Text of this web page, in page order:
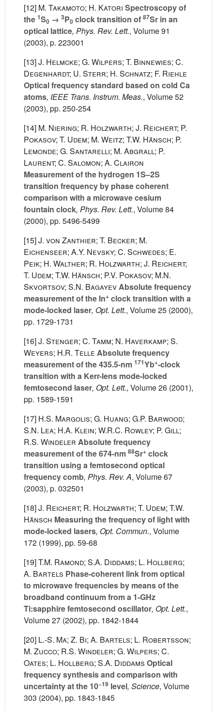
[12] M. Takamoto; H. Katori Spectroscopy of
the 1S0 → 3P0 clock transition of 87Sr in an
optical lattice, Phys. Rev. Lett., Volume 91
(2003), p. 223001
[13]J. Helmcke; G. Wilpers; T. Binnewies; C.
Degenhardt; U. Sterr; H. Schnatz; F. Riehle
Optical frequency standard based on cold Ca
atoms, IEEE Trans. Instrum. Meas., Volume 52
(2003), pp. 250-254
[14] M. Niering; R. Holzwarth; J. Reichert; P.
Pokasov; T. Udem; M. Weitz; T.W. Hänsch; P.
Lemonde; G. Santarelli; M. Abgrall; P.
Laurent; C. Salomon; A. Clairon
Measurement of the hydrogen 1S–2S
transition frequency by phase coherent
comparison with a microwave cesium
fountain clock, Phys. Rev. Lett., Volume 84
(2000), pp. 5496-5499
[15]J. von Zanthier; T. Becker; M.
Eichenseer; A.Y. Nevsky; C. Schwedes; E.
Peik; H. Walther; R. Holzwarth; J. Reichert;
T. Udem; T.W. Hänsch; P.V. Pokasov; M.N.
Skvortsov; S.N. BagayevAbsolute frequency
measurement of the In+ clock transition with a
mode-locked laser, Opt. Lett., Volume 25 (2000),
pp. 1729-1731
[16]J. Stenger; C. Tamm; N. Haverkamp; S.
Weyers; H.R. Telle Absolute frequency
measurement of the 435.5-nm 171Yb+-clock
transition with a Kerr-lens mode-locked
femtosecond laser, Opt. Lett., Volume 26 (2001),
pp. 1589-1591
[17] H.S. Margolis; G. Huang; G.P. Barwood;
S.N. Lea; H.A. Klein; W.R.C. Rowley; P. Gill;
R.S. Windeler Absolute frequency
measurement of the 674-nm 88Sr+ clock
transition using a femtosecond optical
frequency comb, Phys. Rev. A, Volume 67
(2003), p. 032501
[18]J. Reichert; R. Holzwarth; T. Udem; T.W.
Hänsch Measuring the frequency of light with
mode-locked lasers, Opt. Commun., Volume
172 (1999), pp. 59-68
[19]T.M. Ramond; S.A. Diddams; L. Hollberg;
A. Bartels Phase-coherent link from optical
to microwave frequencies by means of the
broadband continuum from a 1-GHz
Ti:sapphire femtosecond oscillator, Opt. Lett.,
Volume 27 (2002), pp. 1842-1844
[20] L.-S. Ma; Z. Bi; A. Bartels; L. Robertsson;
M. Zucco; R.S. Windeler; G. Wilpers; C.
Oates; L. Hollberg; S.A. Diddams Optical
frequency synthesis and comparison with
uncertainty at the 10−19 level, Science, Volume
303 (2004), pp. 1843-1845